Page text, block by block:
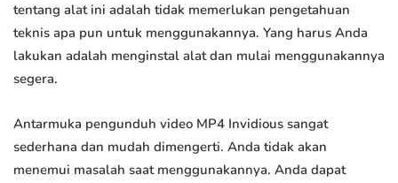
tentang alat ini adalah tidak memerlukan pengetahuan
teknis apa pun untuk menggunakannya. Yang harus Anda
lakukan adalah menginstal alat dan mulai menggunakannya
segera.
Antarmuka pengunduh video MP4 Invidious sangat
sederhana dan mudah dimengerti. Anda tidak akan
menemui masalah saat menggunakannya. Anda dapat